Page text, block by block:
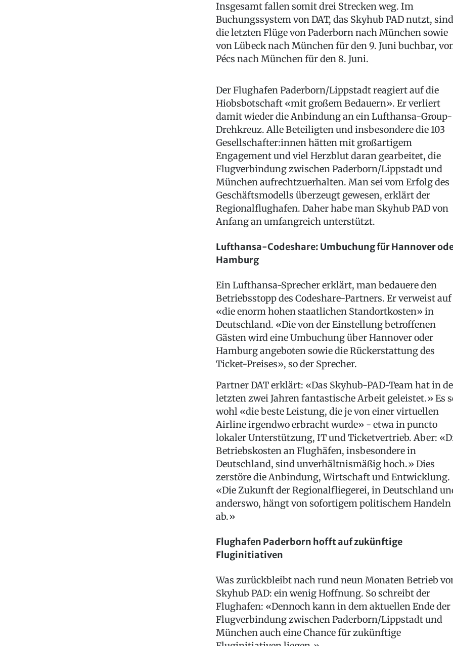
Insgesamt fallen somit drei Strecken weg. Im
Buchungssystem von DAT, das Skyhub PAD nutzt, sind
die letzten Flüge von Paderborn nach München sowie
von Lübeck nach München für den 9. Juni buchbar,
Pécs nach München für den 8. Juni.
Der Flughafen Paderborn/Lippstadt reagiert auf die
Hiobsbotschaft «mit großem Bedauern». Er verliert
damit wieder die Anbindung an ein Lufthansa-Group-
Drehkreuz. Alle Beteiligten und insbesondere die 103
Gesellschafter:innen hätten mit großartigem
Engagement und viel Herzblut daran gearbeitet, die
Flugverbindung zwischen Paderborn/Lippstadt und
München aufrechtzuerhalten. Man sei vom Erfolg des
Geschäftsmodells überzeugt gewesen, erklärt der
Regionalflughafen. Daher habe man Skyhub PAD von
Anfang an umfangreich unterstützt.
Lufthansa-Codeshare: Umbuchung für Hannover
Hamburg
Ein Lufthansa-Sprecher erklärt, man bedauere den
Betriebsstopp des Codeshare-Partners. Er verweist auf
«die enorm hohen staatlichen Standortkosten» in
Deutschland. «Die von der Einstellung betroffenen
Gästen wird eine Umbuchung über Hannover oder
Hamburg angeboten sowie die Rückerstattung des
Ticket-Preises», so der Sprecher.
Partner DAT erklärt: «Das Skyhub-PAD-Team hat in
letzten zwei Jahren fantastische Arbeit geleistet.» Es
wohl «die beste Leistung, die je von einer virtuellen
Airline irgendwo erbracht wurde» - etwa in puncto
lokaler Unterstützung, IT und Ticketvertrieb. Aber:
Betriebskosten an Flughäfen, insbesondere in
Deutschland, sind unverhältnismäßig hoch.» Dies
zerstöre die Anbindung, Wirtschaft und Entwicklung.
«Die Zukunft der Regionalfliegerei, in Deutschland
anderswo, hängt von sofortigem politischem Handeln
ab.»
Flughafen Paderborn hofft auf zukünftige
Fluginitiativen
Was zurückbleibt nach rund neun Monaten Betrieb
Skyhub PAD: ein wenig Hoffnung. So schreibt der
Flughafen: «Dennoch kann in dem aktuellen Ende der
Flugverbindung zwischen Paderborn/Lippstadt und
München auch eine Chance für zukünftige